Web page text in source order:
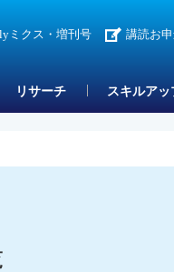
ミクス・増刊号 講読お
リサーチ スキルア